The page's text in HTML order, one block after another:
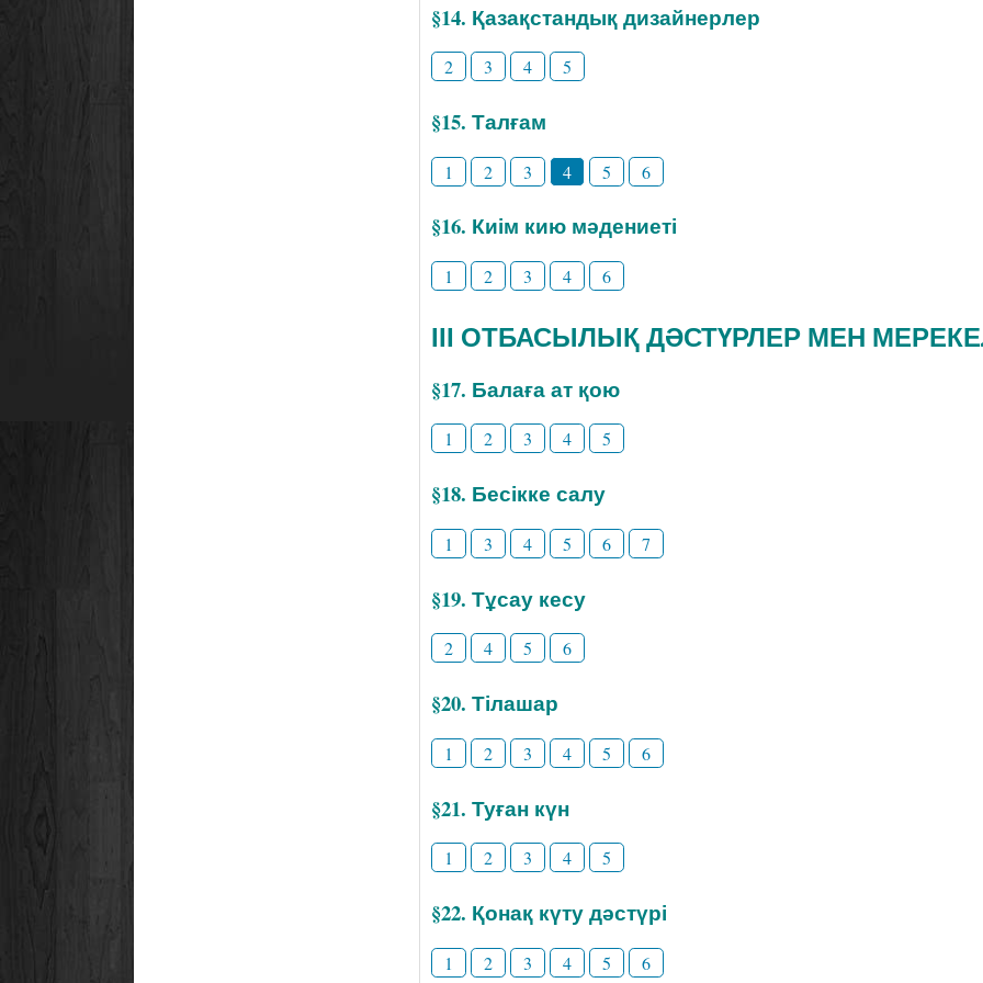
§14. Қазақстандық дизайнерлер
2 3 4 5
§15. Талғам
1 2 3 4 5 6
§16. Киім кию мәдениеті
1 2 3 4 6
ІІІ ОТБАСЫЛЫҚ ДӘСТҮРЛЕР МЕН
§17. Балаға ат қою
1 2 3 4 5
§18. Бесікке салу
1 3 4 5 6 7
§19. Тұсау кесу
2 4 5 6
§20. Тілашар
1 2 3 4 5 6
§21. Туған күн
1 2 3 4 5
§22. Қонақ күту дәстүрі
1 2 3 4 5 6